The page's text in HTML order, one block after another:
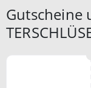
Gutscheine